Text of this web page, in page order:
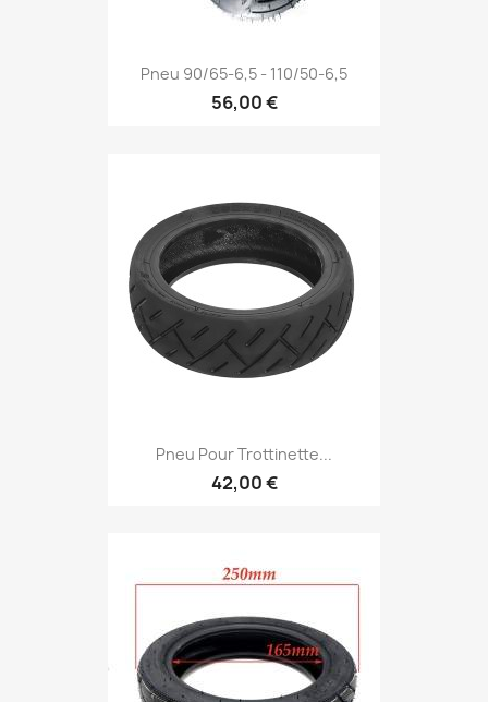
Pneu 90/65-6,5 - 110/50-6,5
56,00 €
Pneu Pour Trottinette...
42,00 €